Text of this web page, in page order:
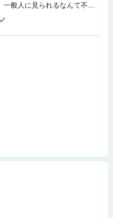
般人に見られるなんて不
たんだね」だと…!? ありえ
に振り回され、腐男子君は
追加した電子限定版。